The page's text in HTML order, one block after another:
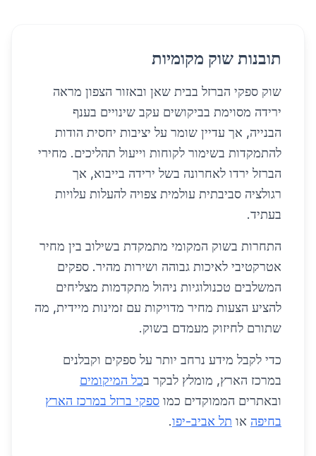
תובנות שוק מקומיות
שוק ספקי הברזל בבית שאן ובאזור הצפון מראה
ירידה מסוימת בביקושים עקב שינויים בענף
הבנייה, אך עדיין שומר על יציבות יחסית הודות
להתמקדות בשימור לקוחות וייעול תהליכים. מחירי
הברזל ירדו לאחרונה בשל ירידה בייבוא, אך
רגולציה סביבתית עולמית צפויה להעלות עלויות
בעתיד.
התחרות בשוק המקומי מתמקדת בשילוב בין מחיר
אטרקטיבי לאיכות גבוהה ושירות מהיר. ספקים
המשלבים טכנולוגיות ניהול מתקדמות מצליחים
להציע הצעות מחיר מדויקות עם זמינות מיידית, מה
שתורם לחיזוק מעמדם בשוק.
כדי לקבל מידע נרחב יותר על ספקים וקבלנים
במרכז הארץ, מומלץ לבקר בכל המיקומים
ובאתרים הממוקדים כמו ספקי ברזל במרכז הארץ
בחיפה או תל אביב-יפו.